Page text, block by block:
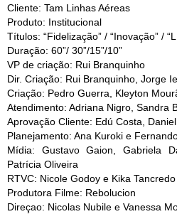
Cliente: Tam Linhas Aéreas
Produto: Institucional
Títulos: “Fidelização” / “Inovação” /
Duração: 60”/ 30”/15”/10”
VP de criação: Rui Branquinho
Dir. Criação: Rui Branquinho, Jorge
Criação: Pedro Guerra, Kleyton
Atendimento: Adriana Nigro, Sandra
Aprovação Cliente: Edú Costa,
Planejamento: Ana Kuroki e
Mídia: Gustavo Gaion, Gabriela
Patrícia Oliveira
RTVC: Nicole Godoy e Kika Tancredo
Produtora Filme: Rebolucion
Direçao: Nicolas Nubile e Vanessa